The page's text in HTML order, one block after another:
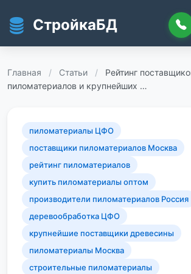
СтройкаБД
Главная / Статьи /
Рейтинг
пиломатериалов и крупнейших …
пиломатериалы ЦФО
поставщики пиломатериалов Москва
рейтинг пиломатериалов
купить пиломатериалы оптом
производители пиломатериалов Россия
деревообработка ЦФО
крупнейшие поставщики древесины
пиломатериалы Москва
строительные пиломатериалы